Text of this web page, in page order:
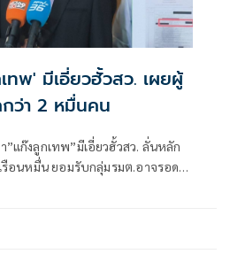
ทพ' มีเอี่ยวฮั้วสว. เผยผู้
ว่า 2 หมื่นคน
”แก๊งลูกเทพ”มีเอี่ยวฮั้วสว. ลั่นหลัก
อนหมื่น ยอมรับกลุ่มรมต.อาจรอด